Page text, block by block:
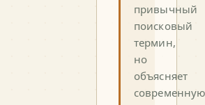
привычный
поисковый
термин,
но
объясняет